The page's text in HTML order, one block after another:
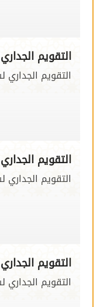
التقويم
التقويم الجداري
التقويم الجداري
التقويم الجداري
التقويم الجداري
التقويم الجداري